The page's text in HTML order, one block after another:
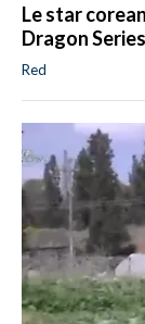
Le star
Dragon
Red